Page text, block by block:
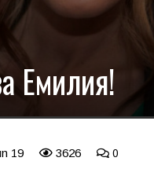
Емилия!
19 3626 0